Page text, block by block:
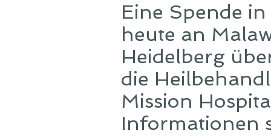
Eine Spende
heute an
Heidelberg
die
Mission
Informationen